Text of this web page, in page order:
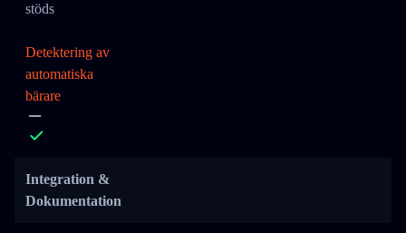
stöds
Detektering av
automatiska
bärare
Integration &
Dokumentation